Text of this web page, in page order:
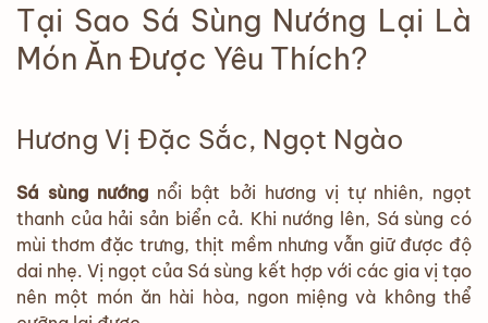
Tại Sao Sá Sùng Nướng Lại Là
Món Ăn Được Yêu Thích?
Hương Vị Đặc Sắc, Ngọt Ngào
Sá sùng nướng nổi bật bởi hương vị tự nhiên, ngọt
thanh của hải sản biển cả. Khi nướng lên, Sá sùng có
mùi thơm đặc trưng, thịt mềm nhưng vẫn giữ được độ
dai nhẹ. Vị ngọt của Sá sùng kết hợp với các gia vị tạo
nên một món ăn hài hòa, ngon miệng và không thể